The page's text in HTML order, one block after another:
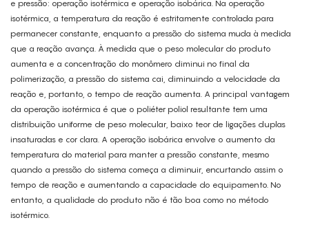
e pressão: operação isotérmica e operação isobárica. Na operação
isotérmica, a temperatura da reação é estritamente controlada para
permanecer constante, enquanto a pressão do sistema muda à medida
que a reação avança. À medida que o peso molecular do produto
aumenta e a concentração do monômero diminui no final da
polimerização, a pressão do sistema cai, diminuindo a velocidade da
reação e, portanto, o tempo de reação aumenta. A principal vantagem
da operação isotérmica é que o poliéter poliol resultante tem uma
distribuição uniforme de peso molecular, baixo teor de ligações duplas
insaturadas e cor clara. A operação isobárica envolve o aumento da
temperatura do material para manter a pressão constante, mesmo
quando a pressão do sistema começa a diminuir, encurtando assim o
tempo de reação e aumentando a capacidade do equipamento. No
entanto, a qualidade do produto não é tão boa como no método
isotérmico.